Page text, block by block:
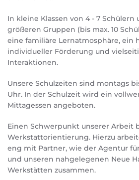
In kleine Klassen von 4 - 7 Schülern
größeren Gruppen (bis max. 10
eine familiäre Lernatmosphäre, ein
individueller Förderung und
Interaktionen.
Unsere Schulzeiten sind montags
Uhr. In der Schulzeit wird ein
Mittagessen angeboten.
Einen Schwerpunkt unserer Arbeit
Werkstattorientierung. Hierzu
eng mit Partner, wie der Agentur
und unseren nahgelegenen Neue
Werkstätten zusammen.